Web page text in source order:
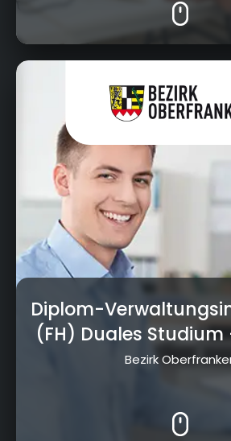
Cottenbacher Straße 23,
Diplom-
(FH) Duales Studium
Bezirk